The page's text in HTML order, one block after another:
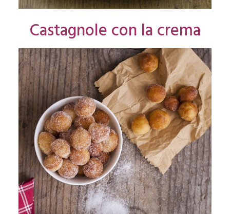
Castagnole con la crema